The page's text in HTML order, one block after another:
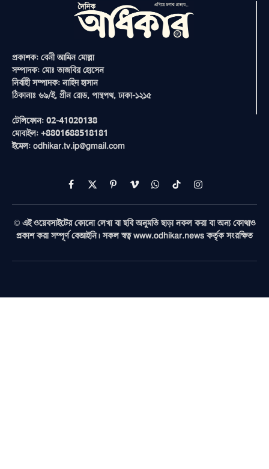
প্রকাশক: বেনী আমিন মোল্লা
সম্পাদক: মোঃ তাজবির হোসেন
নির্বাহী সম্পাদক: নাহিদ হাসান
ঠিকানাঃ ৬৯/ই, গ্রীন রোড, পান্থপথ, ঢাকা-১২১৫
টেলিফোন: 02-41020138
মোবাইল: +8801688518181
ইমেল: odhikar.tv.ip@gmail.com
Facebook
X
(Twitter)
PinterestVimeoWhatsAppTikTokInstagram
© এই ওয়েবসাইটের কোনো লেখা বা ছবি অনুমতি ছাড়া নকল করা বা অন্য কোথাও
প্রকাশ করা সম্পূর্ণ বেআইনি। সকল স্বত্ব www.odhikar.news কর্তৃক সংরক্ষিত